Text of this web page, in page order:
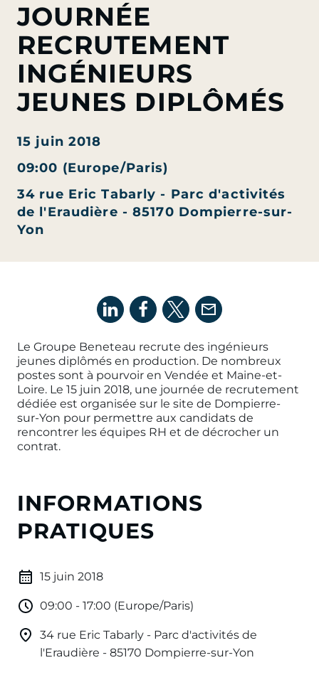
JOURNÉE
RECRUTEMENT
INGÉNIEURS
JEUNES DIPLÔMÉS
15 juin 2018
09:00 (Europe/Paris)
34 rue Eric Tabarly - Parc d'activités
de l'Eraudière - 85170 Dompierre-sur-
Yon
Le Groupe Beneteau recrute des ingénieurs
jeunes diplômés en production. De nombreux
postes sont à pourvoir en Vendée et Maine-et-
Loire. Le 15 juin 2018, une journée de recrutement
dédiée est organisée sur le site de Dompierre-
sur-Yon pour permettre aux candidats de
rencontrer les équipes RH et de décrocher un
contrat.
INFORMATIONS
PRATIQUES
15 juin 2018
09:00 - 17:00 (Europe/Paris)
34 rue Eric Tabarly - Parc d'activités de
l'Eraudière - 85170 Dompierre-sur-Yon